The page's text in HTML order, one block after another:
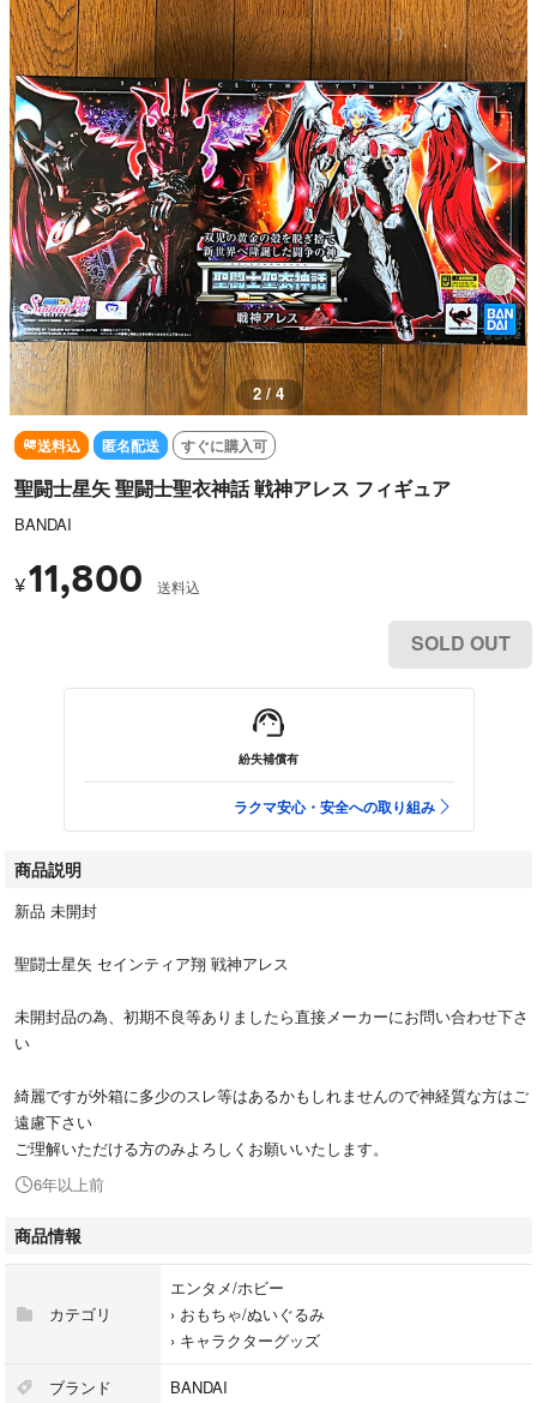
3 / 4
送料込 匿名配送 すぐに購入可
聖闘士星矢 聖闘士聖衣神話 戦神アレス フィギュア
BANDAI
¥11,800 送料込
SOLD OUT
紛失補償有
ラクマ安心・安全への取り組み
商品説明
新品 未開封
聖闘士星矢 セインティア翔 戦神アレス
未開封品の為、初期不良等ありましたら直接メーカーにお問い合わせ下さ
い
綺麗ですが外箱に多少のスレ等はあるかもしれませんので神経質な方はご
遠慮下さい
ご理解いただける方のみよろしくお願いいたします。
6年以上前
商品情報
カテゴリ
エンタメ/ホビー
› おもちゃ/ぬいぐるみ
› キャラクターグッズ
ブランド BANDAI